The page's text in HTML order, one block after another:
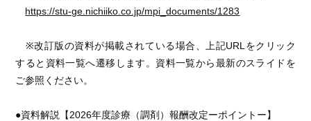
https://stu-ge.nichiiko.co.jp/mpi_documents/1283
※改訂版の資料が掲載されている場合、上記URLをクリック
すると資料一覧へ遷移します。資料一覧から最新のスライドを
ご参照ください。
●資料解説【2026年度診療（調剤）報酬改定ーポイントー】